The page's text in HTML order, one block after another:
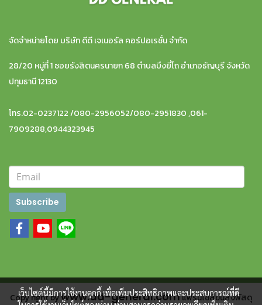
จัดจำหน่ายโดย บริษัท ดีดี เจเนอรัล คอร์ปอเรชั่น จำกัด
28/20 หมู่ที่ 1 ซอยรังสิตนครนายก 68 ตำบลบึงยี่โถ อำเภอธัญบุรี จังหวัด
ปทุมธานี 12130
โทร.02-0237122 /080-2956052/080-2951830 ,061-
7909288,0944323945
Subscribe
Copy right bywww.dd-general.comแฟรนไชส์ขนส่งพัสดุ
เว็บไซต์นี้มีการใช้งานคุกกี้ เพื่อเพิ่มประสิทธิภาพและประสบการณ์ที่ดี